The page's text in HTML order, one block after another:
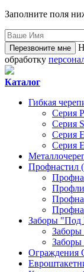
Заполните поля
обработку
Каталог
Гибкая
Серия
Серия
Серия
Серия
Профнастил
Заборы
Заборы
Заборы
Ограждения